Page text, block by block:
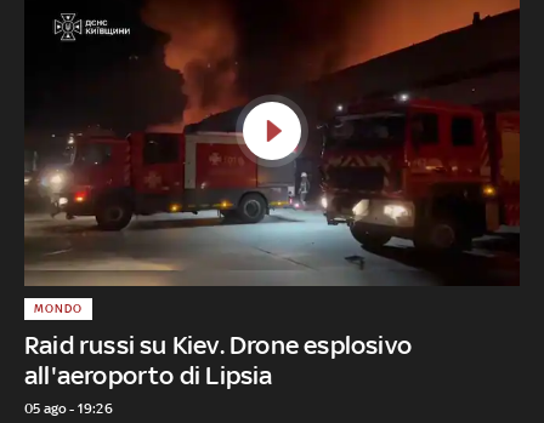
Raid russi su Kiev. Drone esplosivo
all'aeroporto di Lipsia
MONDO
05 ago - 19:26